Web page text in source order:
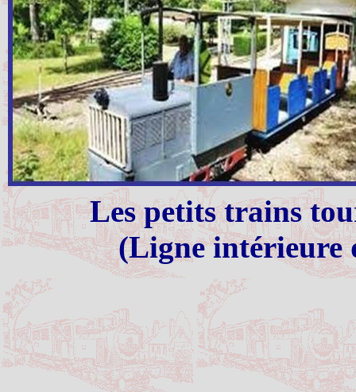
Les petits trains
(Ligne intérieure